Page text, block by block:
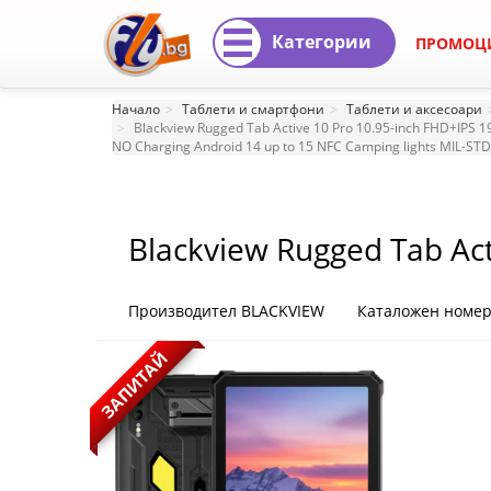
Blackview
Rugged
Active
10
Pro
10.95-
inch
FHD+IPS
Категории
Начало Таблети и смартфони Таблети и аксесоари
Blackview Rugged Tab Active 10 Pro 10.95-inch
NO Charging Android 14 up to 15 NFC Camping lights MIL-
Blackview Rugged Tab
12GB/512GB MT6878
nught vision 30000mAh
810H Black
Производител BLACKVIEW Каталожен номер:
ЗАПИТАЙ